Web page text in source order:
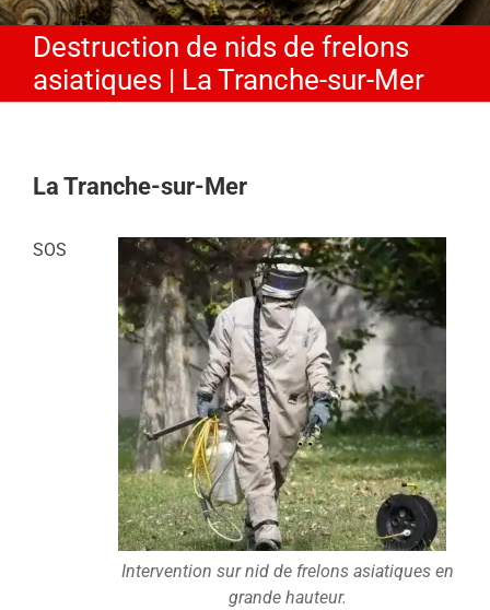
Destruction de nids de frelons
asiatiques | La Tranche-sur-Mer
La Tranche-sur-Mer
Intervention sur nid de frelons asiatiques en
grande hauteur.
SOS